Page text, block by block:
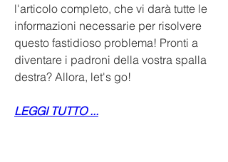
l'articolo completo, che vi darà tutte le
informazioni necessarie per risolvere
questo fastidioso problema! Pronti a
diventare i padroni della vostra spalla
destra? Allora, let's go!
LEGGI TUTTO ...